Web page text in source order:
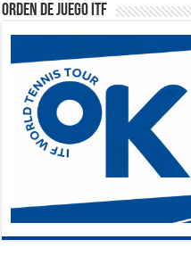
Orden de Juego ITF